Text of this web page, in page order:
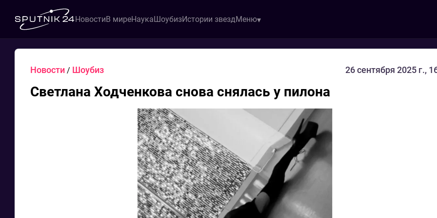
НовостиВ миреНаукаШоубизИстории звездМеню
Новости / Шоубиз 26 сентября 2025 г.,
Светлана Ходченкова снова снялась у пилона